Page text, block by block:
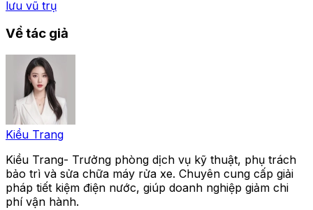
lưu vũ trụ
Về tác giả
Kiều Trang
Kiều Trang- Trưởng phòng dịch vụ kỹ thuật, phụ trách
bảo trì và sửa chữa máy rửa xe. Chuyên cung cấp giải
pháp tiết kiệm điện nước, giúp doanh nghiệp giảm chi
phí vận hành.